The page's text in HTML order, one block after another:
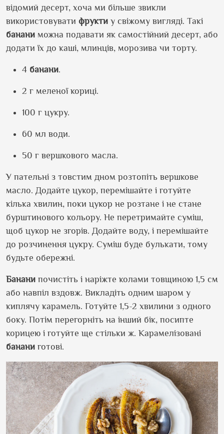
відомий десерт, хоча ми більше звикли
використовувати фрукти у свіжому вигляді. Такі
банани можна подавати як самостійний десерт, або
додати їх до каші, млинців, морозива чи торту.
4 банани.
2 г меленої кориці.
100 г цукру.
60 мл води.
50 г вершкового масла.
У пательні з товстим дном розтопіть вершкове
масло. Додайте цукор, перемішайте і готуйте
кілька хвилин, поки цукор не розтане і не стане
бурштинового кольору. Не перетримайте суміш,
щоб цукор не згорів. Додайте воду, і перемішайте
до розчинення цукру. Суміш буде булькати, тому
будьте обережні.
Банани почистіть і наріжте колами товщиною 1,5 см
або навпіл вздовж. Викладіть одним шаром у
киплячу карамель. Готуйте 1,5-2 хвилини з одного
боку. Потім перегорніть на інший бік, посипте
корицею і готуйте ще стільки ж. Карамелізовані
банани готові.